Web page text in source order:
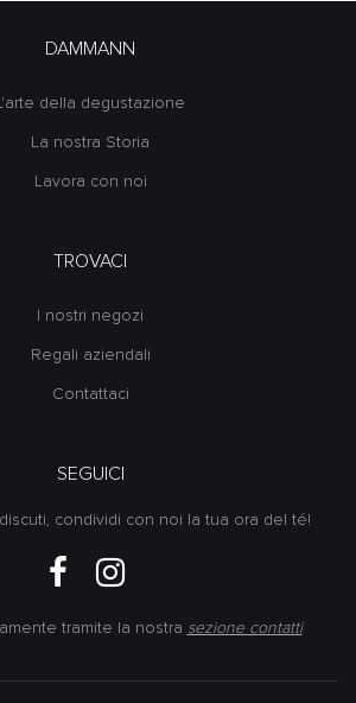
DAMMANN
della degustazione
La nostra Storia
Lavora con noi
TROVACI
I nostri negozi
Regali aziendali
Contattaci
SEGUICI
condividi con noi la tua ora del té!
tramite la nostra sezione contatti